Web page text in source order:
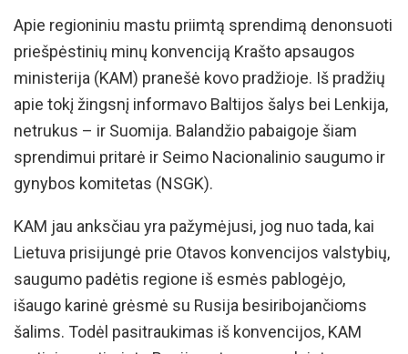
Apie regioniniu mastu priimtą sprendimą denonsuoti
priešpėstinių minų konvenciją Krašto apsaugos
ministerija (KAM) pranešė kovo pradžioje. Iš pradžių
apie tokį žingsnį informavo Baltijos šalys bei Lenkija,
netrukus – ir Suomija. Balandžio pabaigoje šiam
sprendimui pritarė ir Seimo Nacionalinio saugumo ir
gynybos komitetas (NSGK).
KAM jau anksčiau yra pažymėjusi, jog nuo tada, kai
Lietuva prisijungė prie Otavos konvencijos valstybių,
saugumo padėtis regione iš esmės pablogėjo,
išaugo karinė grėsmė su Rusija besiribojančioms
šalims. Todėl pasitraukimas iš konvencijos, KAM